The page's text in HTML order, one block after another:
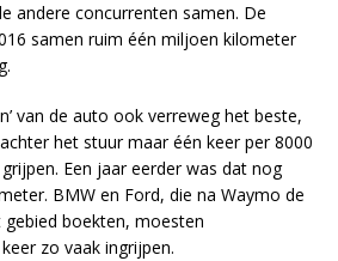
andere concurrenten samen. De
samen ruim één miljoen kilometer
van de auto ook verreweg het beste,
het stuur maar één keer per 8000
Een jaar eerder was dat nog
BMW en Ford, die na Waymo de
boekten, moesten
zo vaak ingrijpen.